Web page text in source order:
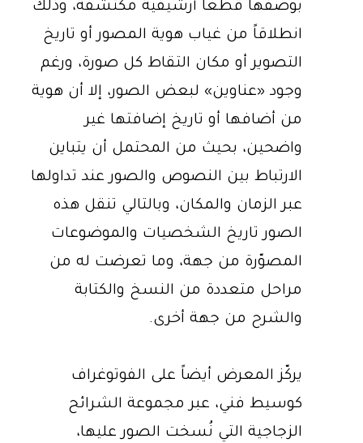
بوصفها قطعاً أرشيفيةً مكتشفةً، وذلك
انطلاقاً من غياب هوية المصور أو تاريخ
التصوير أو مكان التقاط كل صورة، ورغم
وجود «عناوين» لبعض الصور، إلا أن هوية
من أضافها أو تاريخ إضافتها غير
واضحين، بحيث من المحتمل أن يتباين
الارتباط بين النصوص والصور عند تداولها
عبر الزمان والمكان، وبالتالي تنقل هذه
الصور تاريخ الشخصيات والموضوعات
المصوّرة من جهة، وما تعرضت له من
مراحل متعددة من النسخ والكتابة
والشرح من جهة أخرى.
يركّز المعرض أيضاً على الفوتوغراف
كوسيط فني، عبر مجموعة الشرائح
الزجاجية التي نُسخت الصور عليها،